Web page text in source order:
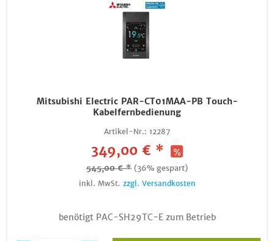
Mitsubishi Electric PAR-CT01MAA-PB Touch-
Kabelfernbedienung
Artikel-Nr.: 12287
349,00 € *
545,00 € * (36% gespart)
inkl. MwSt. zzgl. Versandkosten
benötigt PAC-SH29TC-E zum Betrieb